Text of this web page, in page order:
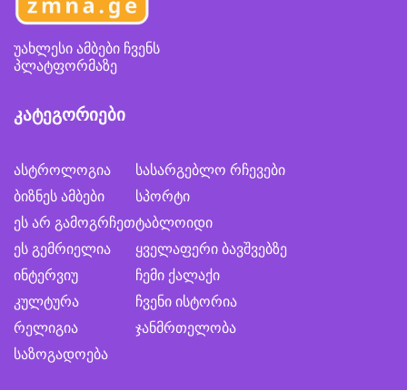
უახლესი ამბები ჩვენს
პლატფორმაზე
კატეგორიები
ასტროლოგია
ბიზნეს ამბები
ეს არ გამოგრჩეთ
ეს გემრიელია
ინტერვიუ
კულტურა
რელიგია
საზოგადოება
სასარგებლო რჩევები
სპორტი
ტაბლოიდი
ყველაფერი ბავშვებზე
ჩემი ქალაქი
ჩვენი ისტორია
ჯანმრთელობა